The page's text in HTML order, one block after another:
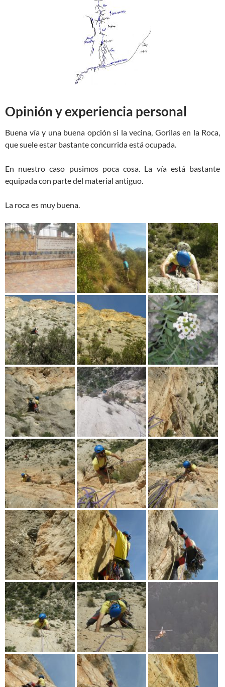
Opinión y experiencia personal
Buena vía y una buena opción si la vecina, Gorilas en la Roca,
que suele estar bastante concurrida está ocupada.
En nuestro caso pusimos poca cosa. La vía está bastante
equipada con parte del material antiguo.
La roca es muy buena.